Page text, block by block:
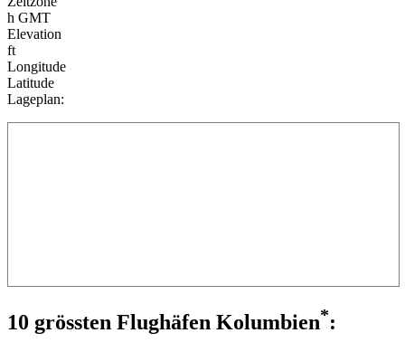
h GMT
Elevation
ft
Longitude
Latitude
Lageplan:
10 grössten Flughäfen Kolumbien*: